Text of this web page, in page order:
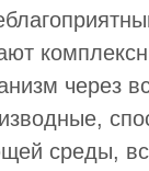
через
среды,